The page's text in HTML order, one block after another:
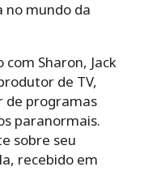
no mundo da
com Sharon, Jack
de TV,
de programas
paranormais.
sobre seu
recebido em